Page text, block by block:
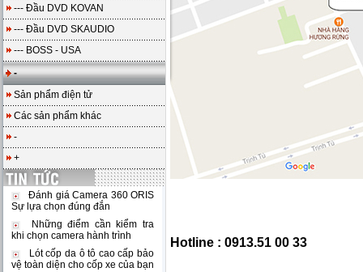
--- Đầu DVD KOVAN
--- Đầu DVD SKAUDIO
--- BOSS - USA
-
Sản phẩm điện tử
Các sản phẩm khác
-
+
Đánh giá Camera 360 ORIS
Sự lựa chọn đúng đắn
Những điểm cần kiểm tra
khi chọn camera hành trình
Lót cốp da ô tô cao cấp bảo
vệ toàn diện cho cốp xe của bạn
Hotline : 0913.51 00 33